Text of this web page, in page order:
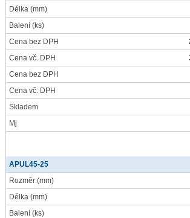
Délka (mm)
Balení (ks)
Cena bez DPH
Cena vč. DPH
Cena bez DPH
Cena vč. DPH
Skladem
Mj
APUL45-25
Rozměr (mm)
Délka (mm)
Balení (ks)